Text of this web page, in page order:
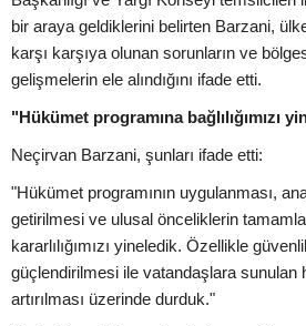
bir araya geldiklerini belirten Barzani,
karşı karşıya olunan sorunların ve
gelişmelerin ele alındığını ifade etti.
"Hükümet programına bağlılığımızı
Neçirvan Barzani, şunları ifade etti:
"Hükümet programının uygulanması,
getirilmesi ve ulusal önceliklerin
kararlılığımızı yineledik. Özellikle
güçlendirilmesi ile vatandaşlara sunulan
artırılması üzerinde durduk."